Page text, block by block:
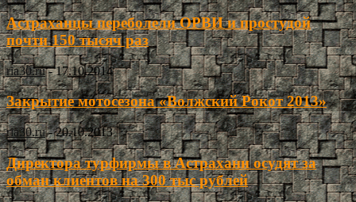
Астраханцы переболели ОРВИ и простудой
почти 150 тысяч раз
ria30.ru - 17.10.2014
Закрытие мотосезона «Волжский Рокот 2013»
ria30.ru - 20.10.2013
Директора турфирмы в Астрахани осудят за
обман клиентов на 300 тыс рублей